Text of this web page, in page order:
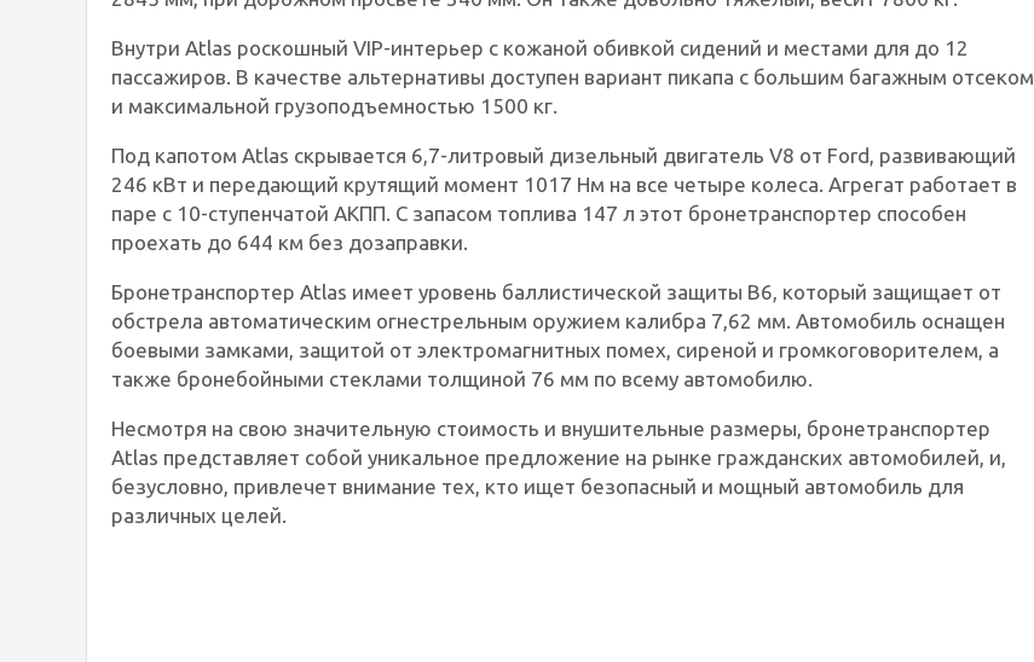
Внутри Atlas роскошный VIP-интерьер с кожаной обивкой сидений и местами для до 12
пассажиров. В качестве альтернативы доступен вариант пикапа с большим багажным отсеком
и максимальной грузоподъемностью 1500 кг.
Под капотом Atlas скрывается 6,7-литровый дизельный двигатель V8 от Ford, развивающий
246 кВт и передающий крутящий момент 1017 Нм на все четыре колеса. Агрегат работает в
паре с 10-ступенчатой АКПП. С запасом топлива 147 л этот бронетранспортер способен
проехать до 644 км без дозаправки.
Бронетранспортер Atlas имеет уровень баллистической защиты B6, который защищает от
обстрела автоматическим огнестрельным оружием калибра 7,62 мм. Автомобиль оснащен
боевыми замками, защитой от электромагнитных помех, сиреной и громкоговорителем, а
также бронебойными стеклами толщиной 76 мм по всему автомобилю.
Несмотря на свою значительную стоимость и внушительные размеры, бронетранспортер
Atlas представляет собой уникальное предложение на рынке гражданских автомобилей, и,
безусловно, привлечет внимание тех, кто ищет безопасный и мощный автомобиль для
различных целей.